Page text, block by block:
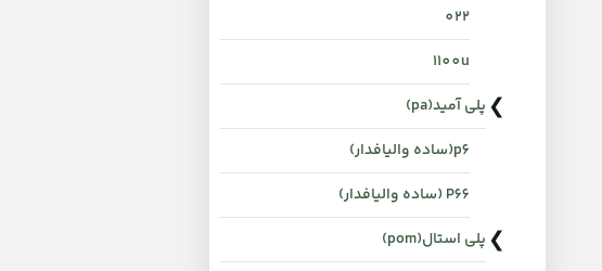
022
1100u
پلی آمید(pa)
p6(ساده والیافدار)
P66 (ساده والیافدار)
پلی استال(pom)